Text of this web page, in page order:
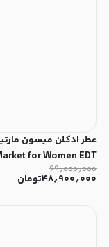
عطر ادکلن میسون
for Women EDT
۶۹٫۰۰۰٫۰۰۰
۴۸٫۹۰۰٫۰۰۰تومان